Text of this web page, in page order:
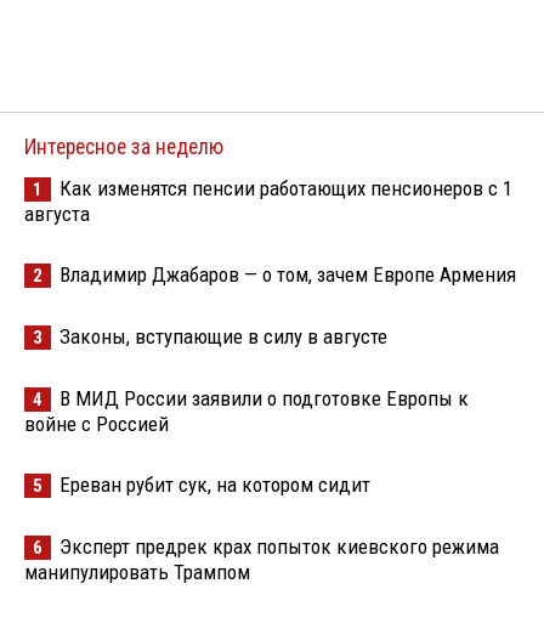
Интересное за неделю
1
Как изменятся пенсии работающих пенсионеров с 1
августа
2 Владимир Джабаров — о том, зачем Европе Армения
3 Законы, вступающие в силу в августе
4
В МИД России заявили о подготовке Европы к
войне с Россией
5 Ереван рубит сук, на котором сидит
6
Эксперт предрек крах попыток киевского режима
манипулировать Трампом